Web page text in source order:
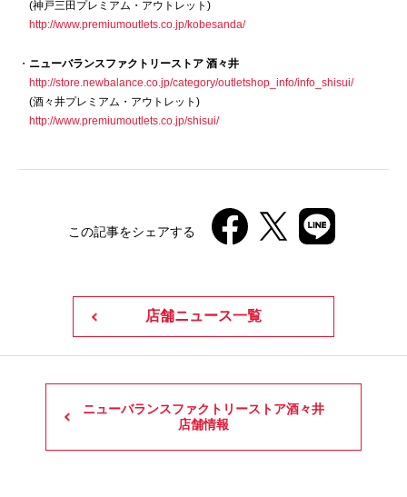
(神戸三田プレミアム・アウトレット)
http://www.premiumoutlets.co.jp/kobesanda/
・ ニューバランスファクトリーストア 酒々井
http://store.newbalance.co.jp/category/outletshop_info/info_shisui/
(酒々井プレミアム・アウトレット)
http://www.premiumoutlets.co.jp/shisui/
この記事をシェアする
店舗ニュース一覧
ニューバランスファクトリーストア酒々井
店舗情報